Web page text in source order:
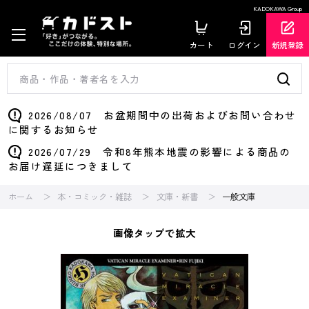
KADOKAWA Group
カート ログイン 新規登録
2026/08/07 お盆期間中の出荷およびお問い合わせ
に関するお知らせ
2026/07/29 令和8年熊本地震の影響による商品の
お届け遅延につきまして
ホーム 本・コミック・雑誌 文庫・新書 一般文庫
画像タップで拡大